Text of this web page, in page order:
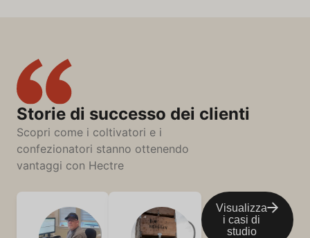
Storie di successo dei clienti
Scopri come i coltivatori e i
confezionatori stanno ottenendo
vantaggi con Hectre
Visualizza
i casi di
studio